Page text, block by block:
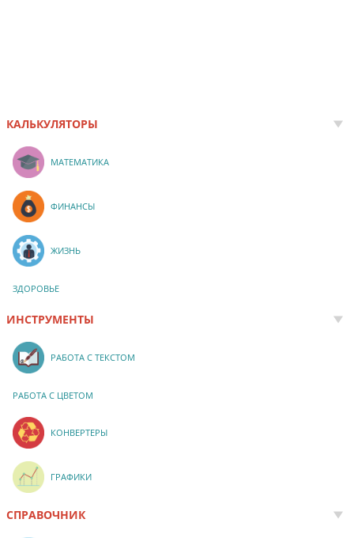
КАЛЬКУЛЯТОРЫ
МАТЕМАТИКА
ФИНАНСЫ
ЖИЗНЬ
ЗДОРОВЬЕ
ИНСТРУМЕНТЫ
РАБОТА С ТЕКСТОМ
РАБОТА С ЦВЕТОМ
КОНВЕРТЕРЫ
ГРАФИКИ
СПРАВОЧНИК